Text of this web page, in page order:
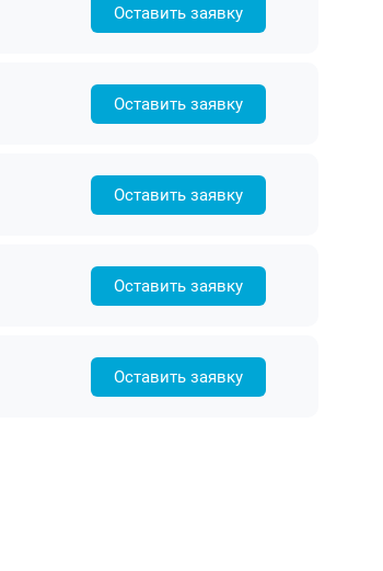
Оставить заявку
Оставить заявку
Оставить заявку
Оставить заявку
Оставить заявку